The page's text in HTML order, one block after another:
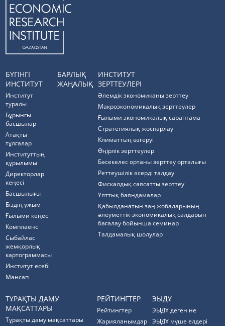
БҮГІНГІ
ИНСТИТУТ
Институт
туралы
Бұрынғы
басшылар
Атақты
тұлғалар
Институттың
құрылымы
Директорлар
кеңесі
Басшылығы
Біздің ұжым
Ғылыми кеңес
Комплаенс
Cыбайлас
жемқорлық
картограммасы
Институт есебі
Мансап
БАРЛЫҚ
ЖАҢАЛЫҚ
ИНСТИТУТ
ЗЕРТТЕУЛЕРІ
Әлемдік экономиканы зерттеу
Макроэкономикалық зерттеулер
Ғылыми экономикалық сараптама
Стратегиялық жоспарлау
Климаттың өзгеруі
Өңірлік зерттеулер
Бәсекелес ортаны зерттеу орталығы
Реттеушілік әсерді талдау
Фискалдық саясатты зерттеу
Ұлттық баяндамалар
Қабылданатын заң жобаларының
әлеуметтік-экономикалық салдарын
бағалау бойынша семинар
Талдамалық шолулар
ТҰРАҚТЫ ДАМУ
МАҚСАТТАРЫ
Тұрақты даму мақсаттары
РЕЙТИНГТЕР
Рейтингтер
Жарияланымдар
ЭЫДҰ
ЭЫДҰ деген не
ЭЫДҰ мүше елдері